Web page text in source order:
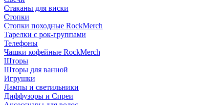
Стаканы для виски
Стопки
Стопки походные RockMerch
Тарелки с рок-группами
Телефоны
Чашки кофейные RockMerch
Шторы
Шторы для ванной
Игрушки
Лампы и светильники
Диффузоры и Спреи